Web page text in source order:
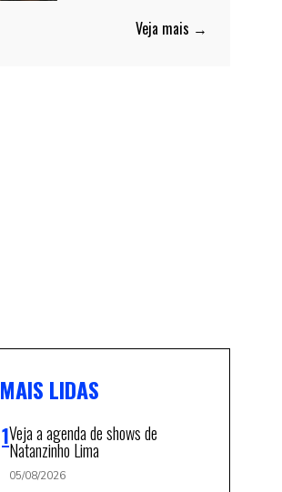
Veja mais →
MAIS LIDAS
Veja a agenda de shows de
Natanzinho Lima
05/08/2026